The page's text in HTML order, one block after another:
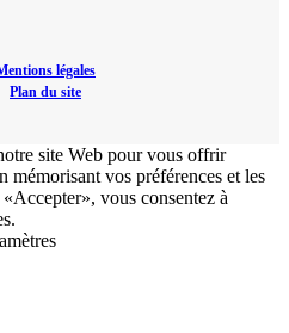
légales
Plan du site
site Web pour vous offrir
mémorisant vos préférences et les
vous consentez à